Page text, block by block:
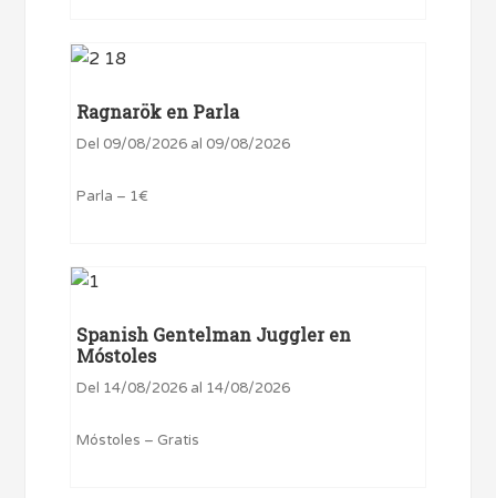
Ragnarök en Parla
Del 09/08/2026 al 09/08/2026
Parla – 1€
Spanish Gentelman Juggler en
Móstoles
Del 14/08/2026 al 14/08/2026
Móstoles – Gratis